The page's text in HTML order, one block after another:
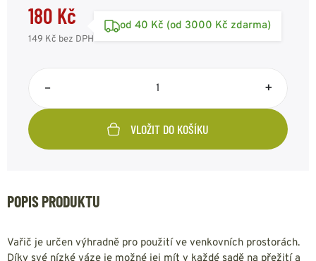
180 Kč
149 Kč bez DPH
od 40 Kč (od 3000 Kč zdarma)
– +
VLOŽIT DO KOŠÍKU
POPIS PRODUKTU
Vařič je určen výhradně pro použití ve venkovních prostorách.